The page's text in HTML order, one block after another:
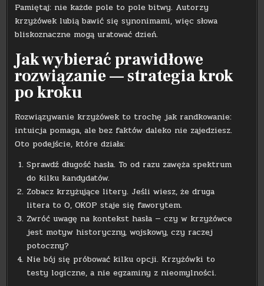
Pamiętaj: nie każde pole to pole bitwy. Autorzy
krzyżówek lubią bawić się synonimami, więc słowa
bliskoznaczne mogą uratować dzień.
Jak wybierać prawidłowe
rozwiązanie — strategia krok
po kroku
Rozwiązywanie krzyżówek to trochę jak randkowanie:
intuicja pomaga, ale bez faktów daleko nie zajedziesz.
Oto podejście, które działa:
Sprawdź długość hasła. To od razu zawęża spektrum
do kilku kandydatów.
Zobacz krzyżujące litery. Jeśli wiesz, że druga
litera to O, OKOP staje się faworytem.
Zwróć uwagę na kontekst hasła — czy w krzyżówce
jest motyw historyczny, wojskowy, czy raczej
potoczny?
Nie bój się próbować kilku opcji. Krzyżówki to
testy logiczne, a nie egzaminy z nieomylności.